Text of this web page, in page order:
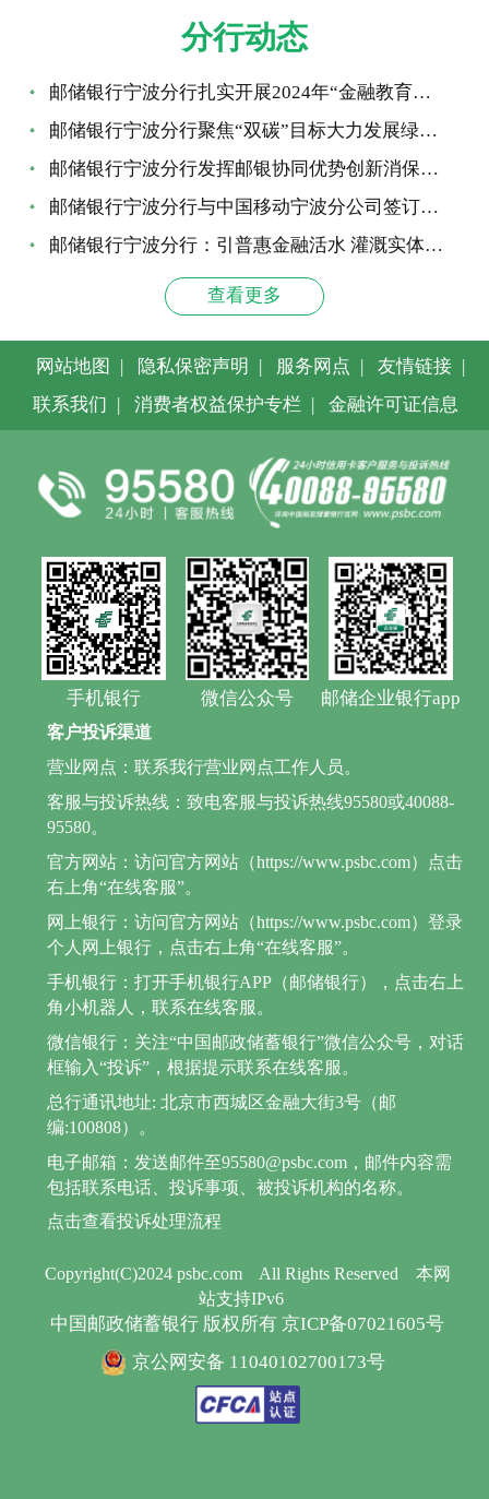
分行动态
邮储银行宁波分行扎实开展2024年“金融教育宣传月”活动
邮储银行宁波分行聚焦“双碳”目标大力发展绿色金融
邮储银行宁波分行发挥邮银协同优势创新消保宣传载体
邮储银行宁波分行与中国移动宁波分公司签订战略合作协议
邮储银行宁波分行：引普惠金融活水 灌溉实体经济
查看更多
网站地图 隐私保密声明 服务网点 友情链接
联系我们
消费者权益保护专栏 金融许可证信息
手机银行 微信公众号 邮储企业银行app
Copyright(C)2024 psbc.com All Rights Reserved
本网
站支持IPv6
中国邮政储蓄银行 版权所有 京ICP备07021605号
京公网安备 11040102700173号
客户投诉渠道
营业网点：联系我行营业网点工作人员。
客服与投诉热线：致电客服与投诉热线95580或40088-
95580。
官方网站：访问官方网站（https://www.psbc.com）点击
右上角“在线客服”。
网上银行：访问官方网站（https://www.psbc.com）登录
个人网上银行，点击右上角“在线客服”。
手机银行：打开手机银行APP（邮储银行），点击右上
角小机器人，联系在线客服。
微信银行：关注“中国邮政储蓄银行”微信公众号，对话
框输入“投诉”，根据提示联系在线客服。
总行通讯地址: 北京市西城区金融大街3号（邮
编:100808）。
电子邮箱：发送邮件至95580@psbc.com，邮件内容需
包括联系电话、投诉事项、被投诉机构的名称。
点击查看投诉处理流程